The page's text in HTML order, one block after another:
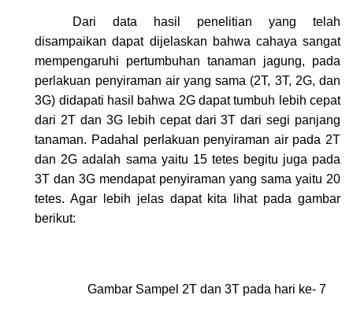
Dari data hasil penelitian yang telah
disampaikan dapat dijelaskan bahwa cahaya sangat
mempengaruhi pertumbuhan tanaman jagung, pada
perlakuan penyiraman air yang sama (2T, 3T, 2G, dan
3G) didapati hasil bahwa 2G dapat tumbuh lebih cepat
dari 2T dan 3G lebih cepat dari 3T dari segi panjang
tanaman. Padahal perlakuan penyiraman air pada 2T
dan 2G adalah sama yaitu 15 tetes begitu juga pada
3T dan 3G mendapat penyiraman yang sama yaitu 20
tetes. Agar lebih jelas dapat kita lihat pada gambar
berikut:
Gambar Sampel 2T dan 3T pada hari ke- 7